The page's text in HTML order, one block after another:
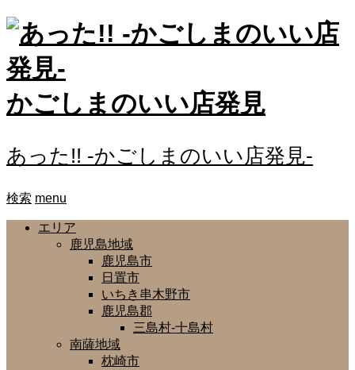
かごしまのいい店発見
あった!! -かごしまのいい店発見-
検索 menu
エリア
鹿児島地域
鹿児島市
日置市
いちき串木野市
鹿児島郡
三島村-十島村
南薩地域
枕崎市